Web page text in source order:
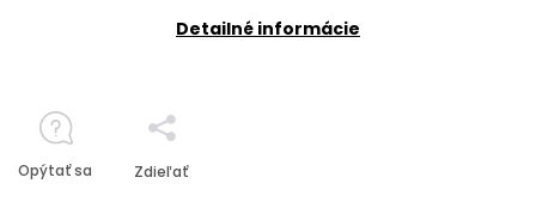
Detailné informácie
Opýtať sa Zdieľať